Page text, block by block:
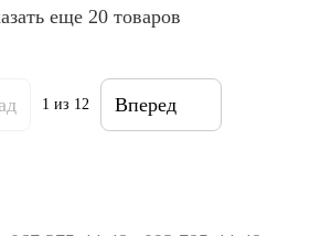
еще 20 товаров
1 из 12 Вперед